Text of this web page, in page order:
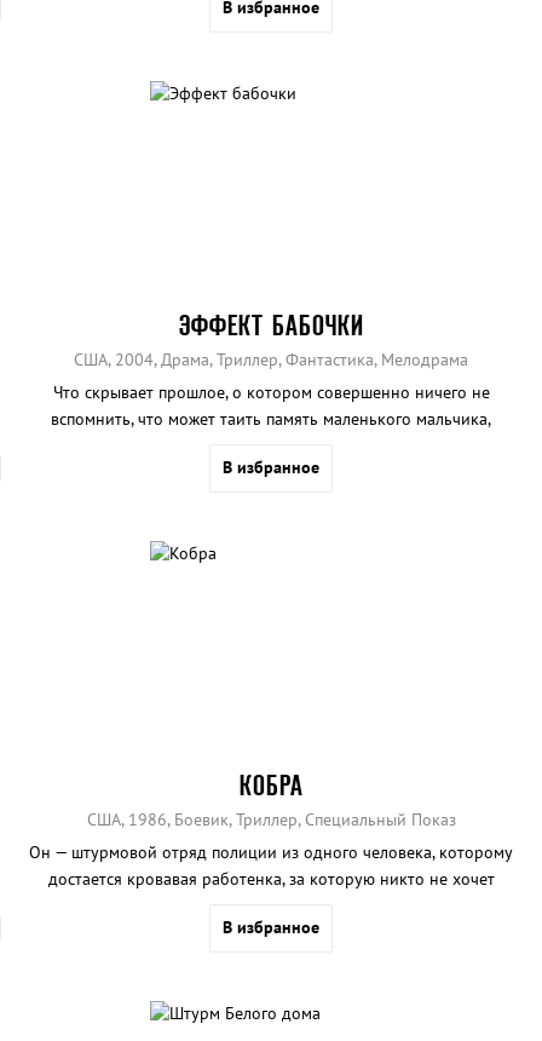
В избранное
ЭФФЕКТ БАБОЧКИ
США, 2004, Драма, Триллер, Фантастика, Мелодрама
Что скрывает прошлое, о котором совершенно ничего не
вспомнить, что может таить память маленького мальчика,
В избранное
КОБРА
США, 1986, Боевик, Триллер, Специальный Показ
Он — штурмовой отряд полиции из одного человека, которому
достается кровавая работенка, за которую никто не хочет
В избранное